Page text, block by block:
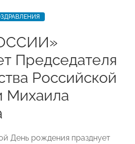
Председателя
Российской
Михаила
День рождения празднует